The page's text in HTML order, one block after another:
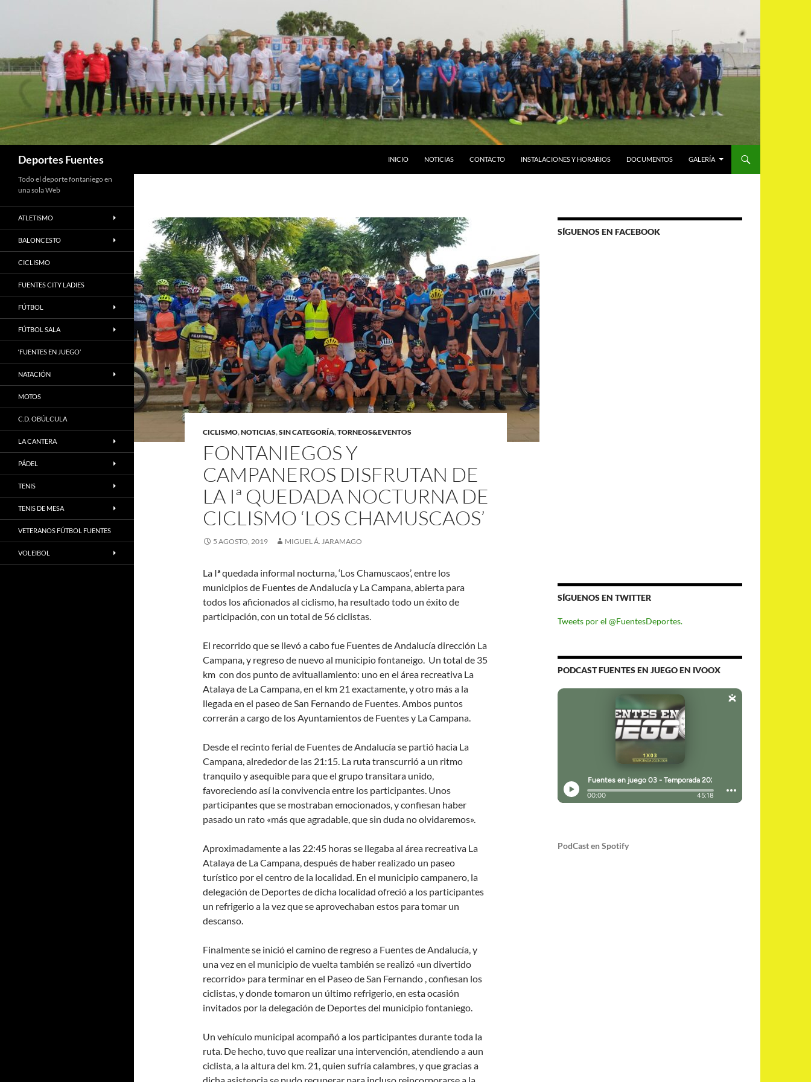
Deportes Fuentes INICIO NOTICIAS CONTACTO INSTALACIONES Y HORARIOS DOCUMENTOS GALERÍA
CICLISMO,NOTICIAS,SIN CATEGORÍA,TORNEOS&EVENTOS
FONTANIEGOS Y
CAMPANEROS DISFRUTAN DE
LA Iª QUEDADA NOCTURNA DE
CICLISMO ‘LOS CHAMUSCAOS’
5 AGOSTO, 2019 MIGUEL Á. JARAMAGO
La Iª quedada informal nocturna, ‘Los Chamuscaos’, entre los
municipios de Fuentes de Andalucía y La Campana, abierta para
todos los aficionados al ciclismo, ha resultado todo un éxito de
participación, con un total de 56 ciclistas.
El recorrido que se llevó a cabo fue Fuentes de Andalucía dirección La
Campana, y regreso de nuevo al municipio fontaneigo. Un total de 35
km con dos punto de avituallamiento: uno en el área recreativa La
Atalaya de La Campana, en el km 21 exactamente, y otro más a la
llegada en el paseo de San Fernando de Fuentes. Ambos puntos
correrán a cargo de los Ayuntamientos de Fuentes y La Campana.
Desde el recinto ferial de Fuentes de Andalucía se partió hacia La
Campana, alrededor de las 21:15. La ruta transcurrió a un ritmo
tranquilo y asequible para que el grupo transitara unido,
favoreciendo así la convivencia entre los participantes. Unos
participantes que se mostraban emocionados, y confiesan haber
pasado un rato «más que agradable, que sin duda no olvidaremos».
Aproximadamente a las 22:45 horas se llegaba al área recreativa La
Atalaya de La Campana, después de haber realizado un paseo
turístico por el centro de la localidad. En el municipio campanero, la
delegación de Deportes de dicha localidad ofreció a los participantes
un refrigerio a la vez que se aprovechaban estos para tomar un
descanso.
Finalmente se inició el camino de regreso a Fuentes de Andalucía, y
una vez en el municipio de vuelta también se realizó «un divertido
recorrido» para terminar en el Paseo de San Fernando , confiesan los
ciclistas, y donde tomaron un último refrigerio, en esta ocasión
invitados por la delegación de Deportes del municipio fontaniego.
Un vehículo municipal acompañó a los participantes durante toda la
ruta. De hecho, tuvo que realizar una intervención, atendiendo a aun
ciclista, a la altura del km. 21, quien sufría calambres, y que gracias a
SÍGUENOS EN FACEBOOK
SÍGUENOS EN TWITTER
Tweets por el @FuentesDeportes.
PODCAST FUENTES EN JUEGO EN IVOOX
PodCast en Spotify
Todo el deporte fontaniego en
una sola Web
ATLETISMO
BALONCESTO
CICLISMO
FUENTES CITY LADIES
FÚTBOL
FÚTBOL SALA
‘FUENTES EN JUEGO’
NATACIÓN
MOTOS
C.D. OBÚLCULA
LA CANTERA
PÁDEL
TENIS
TENIS DE MESA
VETERANOS FÚTBOL FUENTES
VOLEIBOL